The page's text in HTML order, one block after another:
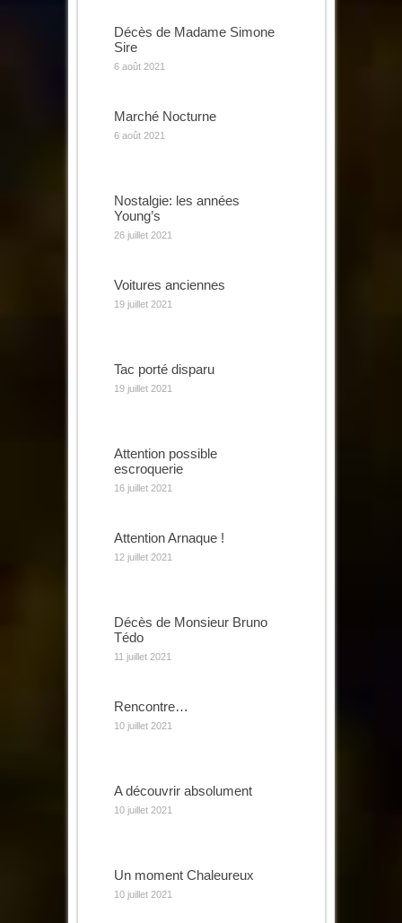
Décès de Madame Simone
Sire
6 août 2021
Marché Nocturne
6 août 2021
Nostalgie: les années
Young’s
26 juillet 2021
Voitures anciennes
19 juillet 2021
Tac porté disparu
19 juillet 2021
Attention possible
escroquerie
16 juillet 2021
Attention Arnaque !
12 juillet 2021
Décès de Monsieur Bruno
Tédo
11 juillet 2021
Rencontre…
10 juillet 2021
A découvrir absolument
10 juillet 2021
Un moment Chaleureux
10 juillet 2021